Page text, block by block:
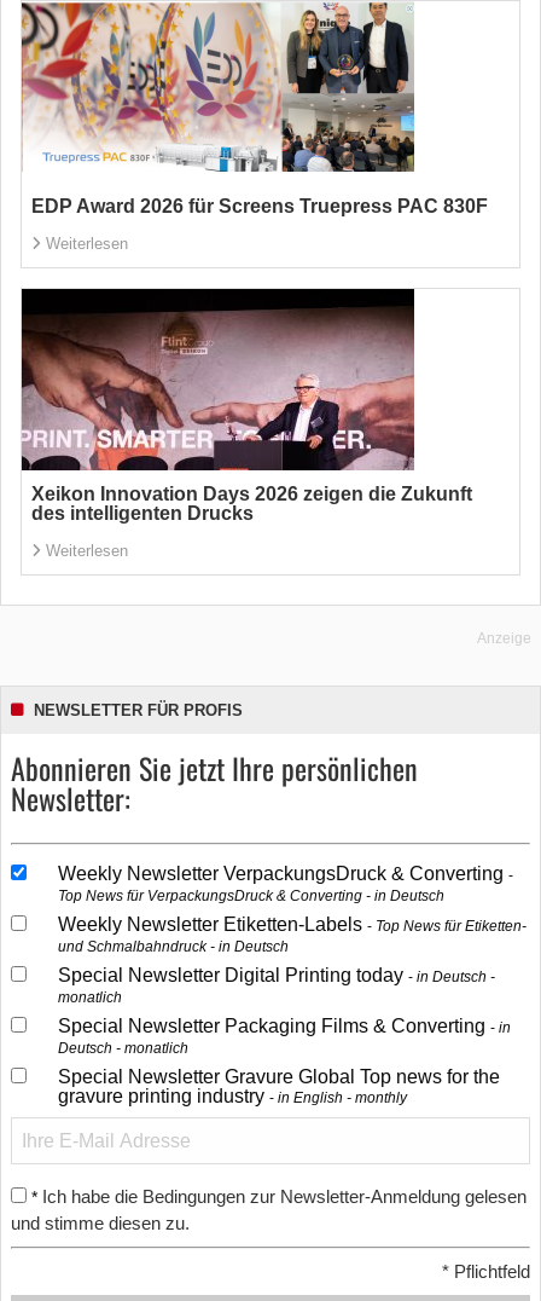
EDP Award 2026 für Screens Truepress PAC 830F
Weiterlesen
Xeikon Innovation Days 2026 zeigen die Zukunft
des intelligenten Drucks
Weiterlesen
Anzeige
NEWSLETTER FÜR PROFIS
Abonnieren Sie jetzt Ihre persönlichen
Newsletter:
Weekly Newsletter VerpackungsDruck & Converting
Top News für VerpackungsDruck & Converting - in Deutsch
Weekly Newsletter Etiketten-Labels
Top News für Etiketten-
und Schmalbahndruck - in Deutsch
Special Newsletter Digital Printing today
in Deutsch -
monatlich
Special Newsletter Packaging Films & Converting
in
Deutsch - monatlich
Special Newsletter Gravure Global Top news for the
gravure printing industry
in English - monthly
* Ich habe die Bedingungen zur Newsletter-Anmeldung gelesen
und stimme diesen zu.
* Pflichtfeld